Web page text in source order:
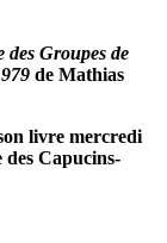
des Groupes de
de Mathias
livre mercredi
des Capucins-